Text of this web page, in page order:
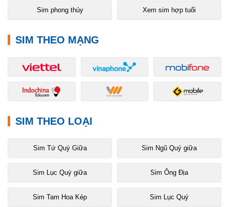
Sim phong thủy Xem sim hợp tuổi
SIM THEO MẠNG
SIM THEO LOẠI
Sim Tứ Quý Giữa Sim Ngũ Quý giữa
Sim Lục Quý giữa Sim Ông Địa
Sim Tam Hoa Kép Sim Lục Quý